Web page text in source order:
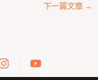
下一篇文章 →